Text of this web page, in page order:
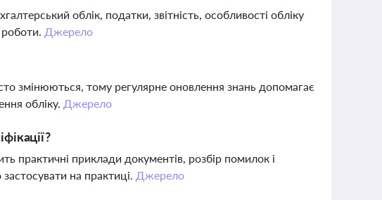
облік, податки, звітність, особливості обліку
Джерело
змінюються, тому регулярне оновлення знань допомагає
обліку. Джерело
практичні приклади документів, розбір помилок і
на практиці. Джерело